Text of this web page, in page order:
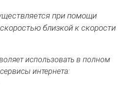
при помощи
близкой к скорости
использовать в полном
интернета: